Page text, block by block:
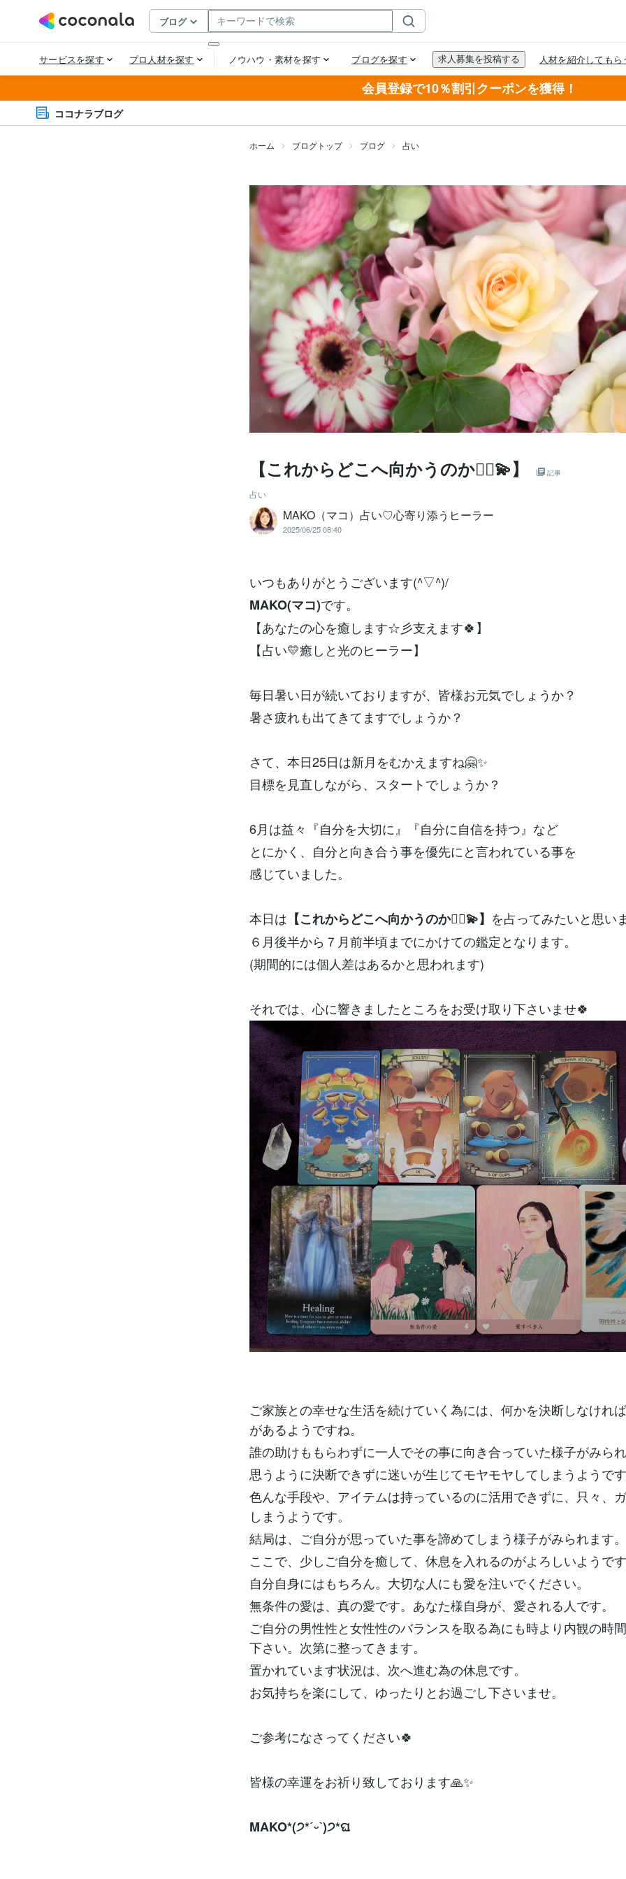
会員登録で10％割引クーポンを獲得！
ココナラブログ
ホーム ブログトップ ブログ 占い
【これからどこへ向かうのか🧙‍♀️💫】 記事
占い
MAKO（マコ）占い♡心寄り添うヒーラー
2025/06/25 08:40
いつもありがとうございます(^▽^)/
MAKO(マコ)です。
【あなたの心を癒します☆彡支えます🍀】
【占い💛癒しと光のヒーラー】
毎日暑い日が続いておりますが、皆様お元気でしょうか？
暑さ疲れも出てきてますでしょうか？
さて、本日25日は新月をむかえますね🤗✨
目標を見直しながら、スタートでしょうか？
6月は益々『自分を大切に』『自分に自信を持つ』など
とにかく、自分と向き合う事を優先にと言われている事を
感じていました。
本日は 【これからどこへ向かうのか🧙‍♀️💫】 を占ってみたいと思い
６月後半から７月前半頃までにかけての鑑定となります。
(期間的には個人差はあるかと思われます)
それでは、心に響きましたところをお受け取り下さいませ🍀
ご家族との幸せな生活を続けていく為には、何かを決断しなけれ
があるようですね。
誰の助けももらわずに一人でその事に向き合っていた様子がみら
思うように決断できずに迷いが生じてモヤモヤしてしまうようで
色んな手段や、アイテムは持っているのに活用できずに、只々、
しまうようです。
結局は、ご自分が思っていた事を諦めてしまう様子がみられます。
ここで、少しご自分を癒して、休息を入れるのがよろしいようで
自分自身にはもちろん。大切な人にも愛を注いでください。
無条件の愛は、真の愛です。あなた様自身が、愛される人です。
ご自分の男性性と女性性のバランスを取る為にも時より内観の時
下さい。次第に整ってきます。
置かれています状況は、次へ進む為の休息です。
お気持ちを楽にして、ゆったりとお過ごし下さいませ。
ご参考になさってください🍀
皆様の幸運をお祈り致しております🙏✨
MAKO*(੭*ˊᵕˋ)੭*ଘ